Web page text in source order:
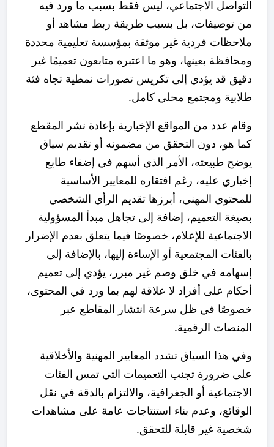
التواصل الاجتماعي، ليس فقط بسبب ما ورد فيه
من توصيفات، بل بسبب طريقة ربط مشاهد أو
ملاحظات فردية غير موثقة بمؤسسة تعليمية محددة
ومحافظة بعينها، وهو ما اعتبره متابعون تعميمًا غير
دقيق قد يؤدي إلى تكريس تصورات نمطية تجاه فئة
طلابية ومجتمع محلي كامل.
وقام عدد من المواقع الإخبارية بإعادة نشر المقطع
كما هو، دون التحقق من مضمونه أو تقديم سياق
يوضح طبيعته، الأمر الذي أسهم في إضفاء طابع
إخباري عليه، رغم افتقاره للمعايير الأساسية
للمحتوى المهني، أبرزها تقديم الرأي الشخصي
بصيغة التعميم، إضافة إلى تجاهل مبدأ المسؤولية
الاجتماعية للإعلام، خصوصًا فيما يتعلق بعدم الإضرار
بالفئات المجتمعية أو الإساءة إليها، بالإضافة إلى
إسهامه في خلق وصم غير مبرر، يؤدي إلى تعميم
أحكام على أفراد لا علاقة لهم بما ورد في المحتوى،
خصوصًا في ظل سرعة انتشار المقاطع عبر
المنصات الرقمية.
وفي هذا السياق تشدد المعايير المهنية والأخلاقية
على ضرورة تجنب التعميمات التي تمس الفئات
الاجتماعية أو الجغرافية، والالتزام بالدقة في نقل
الوقائع، وعدم بناء استنتاجات عامة على مشاهدات
شخصية غير قابلة للتحقق.